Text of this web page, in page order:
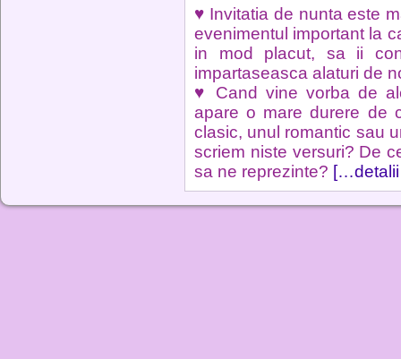
♥ Invitatia de nunta este
evenimentul important la
in mod placut, sa ii
impartaseasca alaturi de
♥ Cand vine vorba de
apare o mare durere de
clasic, unul romantic sau
scriem niste versuri? De
sa ne reprezinte?